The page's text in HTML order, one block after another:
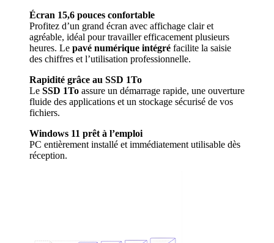
Écran 15,6 pouces confortable
Profitez d’un grand écran avec affichage clair et
agréable, idéal pour travailler efficacement plusieurs
heures. Le pavé numérique intégré facilite la saisie
des chiffres et l’utilisation professionnelle.
Rapidité grâce au SSD 1To
Le SSD 1To assure un démarrage rapide, une ouverture
fluide des applications et un stockage sécurisé de vos
fichiers.
Windows 11 prêt à l’emploi
PC entièrement installé et immédiatement utilisable dès
réception.